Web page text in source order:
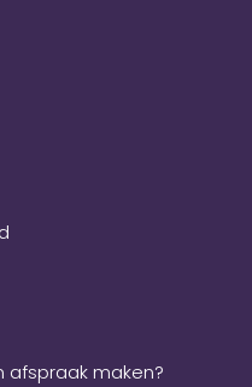
afspraak maken?